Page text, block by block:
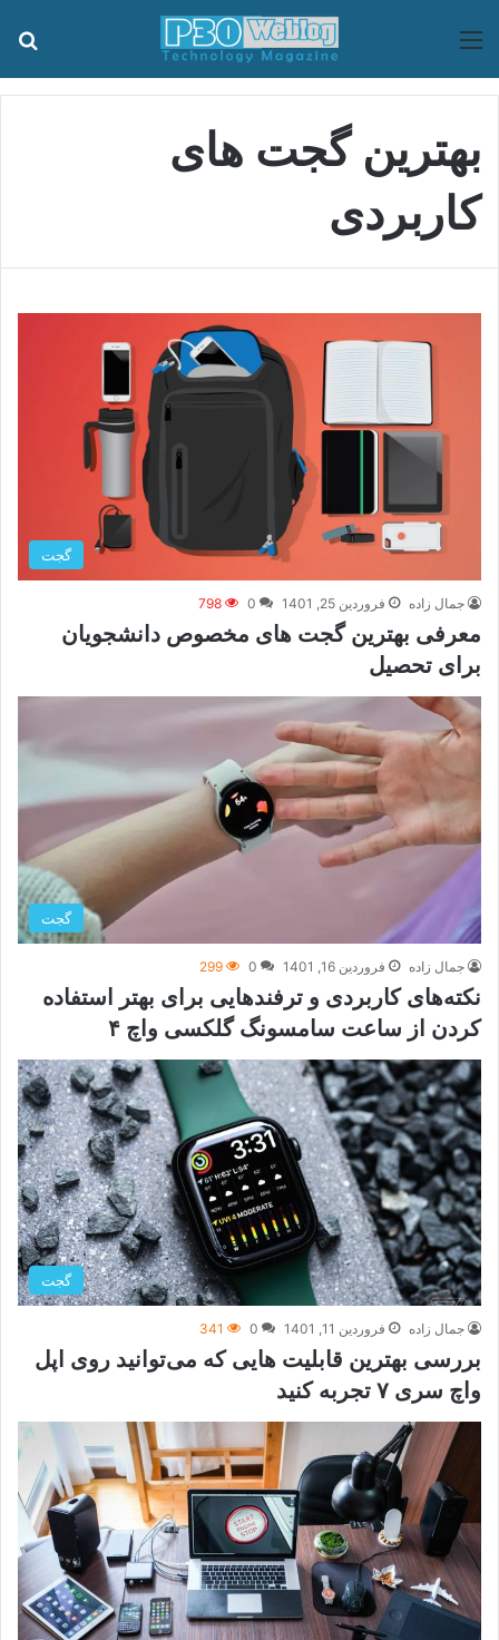
منو
بهترین گجت های
کاربردی
گجت
جمال زاده فروردین 25, 1401 0
798
معرفی بهترین گجت های مخصوص دانشجویان
برای تحصیل
گجت
جمال زاده فروردین 16, 1401 0
299
نکته‌های کاربردی و ترفندهایی برای بهتر استفاده
کردن از ساعت سامسونگ گلکسی واچ ۴
گجت
جمال زاده فروردین 11, 1401 0
341
بررسی بهترین قابلیت هایی که می‌توانید روی اپل
واچ سری ۷ تجربه کنید